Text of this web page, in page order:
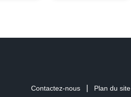
Contactez-nous Plan du site